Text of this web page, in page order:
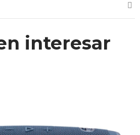
interesar